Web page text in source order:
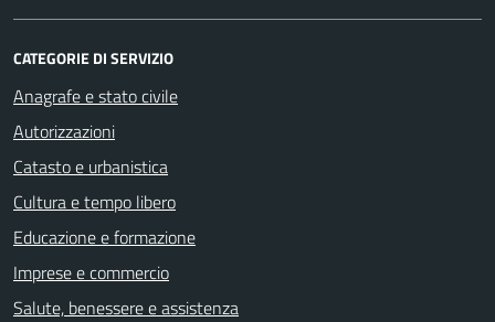
CATEGORIE DI SERVIZIO
Anagrafe e stato civile
Autorizzazioni
Catasto e urbanistica
Cultura e tempo libero
Educazione e formazione
Imprese e commercio
Salute, benessere e assistenza